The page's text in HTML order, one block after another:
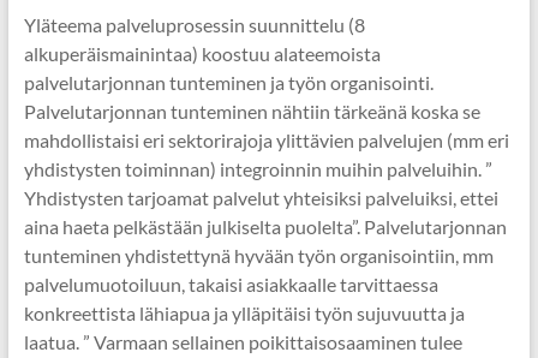
Yläteema palveluprosessin suunnittelu (8
alkuperäismainintaa) koostuu alateemoista
palvelutarjonnan tunteminen ja työn organisointi.
Palvelutarjonnan tunteminen nähtiin tärkeänä koska se
mahdollistaisi eri sektorirajoja ylittävien palvelujen (mm eri
yhdistysten toiminnan) integroinnin muihin palveluihin. ”
Yhdistysten tarjoamat palvelut yhteisiksi palveluiksi, ettei
aina haeta pelkästään julkiselta puolelta”. Palvelutarjonnan
tunteminen yhdistettynä hyvään työn organisointiin, mm
palvelumuotoiluun, takaisi asiakkaalle tarvittaessa
konkreettista lähiapua ja ylläpitäisi työn sujuvuutta ja
laatua. ” Varmaan sellainen poikittaisosaaminen tulee